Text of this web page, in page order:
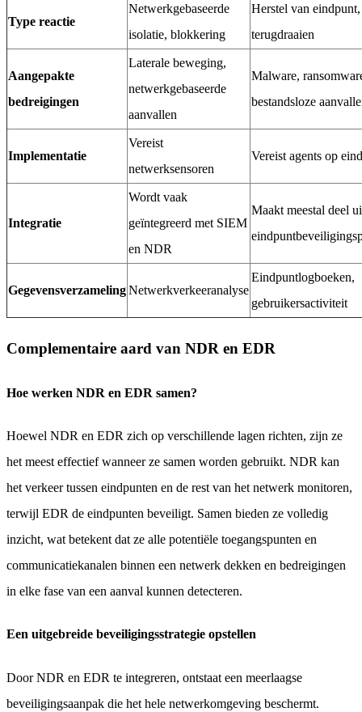
Type reactie
Netwerkgebaseerde
isolatie, blokkering
Herstel van eindpunt,
terugdraaien
Aangepakte
bedreigingen
Laterale beweging,
netwerkgebaseerde
aanvallen
Malware,
bestandsloze
Implementatie
Vereist
netwerksensoren
Vereist agents op
Integratie
Wordt vaak
geïntegreerd met SIEM
en NDR
Maakt meestal deel
GegevensverzamelingNetwerkverkeeranalyse
Eindpuntlogboeken,
gebruikersactiviteit
Complementaire aard van NDR en EDR
Hoe werken NDR en EDR samen?
Hoewel NDR en EDR zich op verschillende lagen richten, zijn ze
het meest effectief wanneer ze samen worden gebruikt. NDR kan
het verkeer tussen eindpunten en de rest van het netwerk monitoren,
terwijl EDR de eindpunten beveiligt. Samen bieden ze volledig
inzicht, wat betekent dat ze alle potentiële toegangspunten en
communicatiekanalen binnen een netwerk dekken en bedreigingen
in elke fase van een aanval kunnen detecteren.
Een uitgebreide beveiligingsstrategie opstellen
Door NDR en EDR te integreren, ontstaat een meerlaagse
beveiligingsaanpak die het hele netwerkomgeving beschermt.